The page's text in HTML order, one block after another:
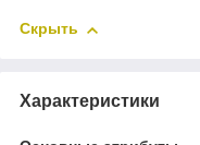
Скрыть
Характеристики